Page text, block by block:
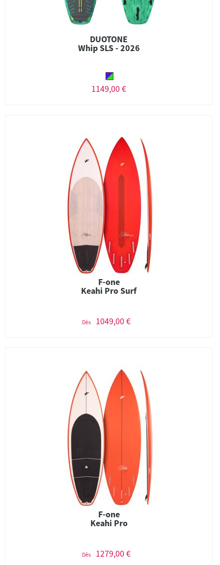
DUOTONE
Whip SLS - 2026
1149,00 €
F-one
Keahi Pro Surf
Dès 1049,00 €
F-one
Keahi Pro
Dès 1279,00 €